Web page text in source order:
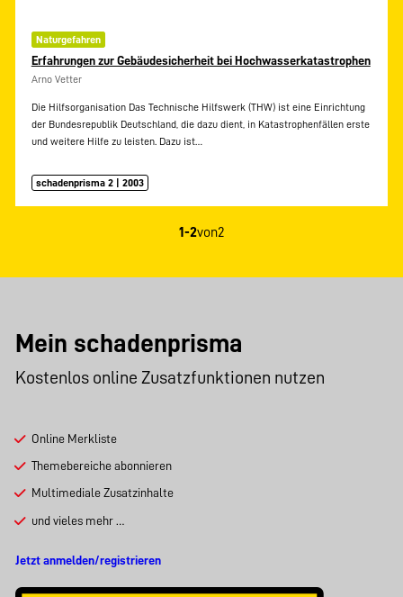
Naturgefahren
Erfahrungen zur Gebäudesicherheit bei Hochwasserkatastrophen
Arno Vetter
Die Hilfsorganisation Das Technische Hilfswerk (THW) ist eine Einrichtung
der Bundesrepublik Deutschland, die dazu dient, in Katastrophenfällen erste
und weitere Hilfe zu leisten. Dazu ist…
schadenprisma 2 | 2003
1-2von2
Mein schadenprisma
Kostenlos online Zusatzfunktionen nutzen
Online Merkliste
Themebereiche abonnieren
Multimediale Zusatzinhalte
und vieles mehr …
Jetzt anmelden/registrieren